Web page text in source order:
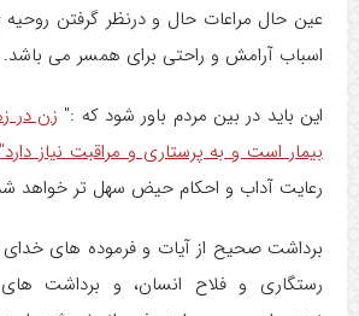
عین حال مراعات حال و درنظر گرفتن
اسباب آرامش و راحتی برای همسر می باشد.
این باید در بین مردم باور شود که :" زن در
بیمار است و به پرستاری و مراقبت نیاز دارد"
رعایت آداب و احکام حیض سهل تر خواهد
برداشت صحیح از آیات و فرموده های خدای
رستگاری و فلاح انسان، و برداشت های